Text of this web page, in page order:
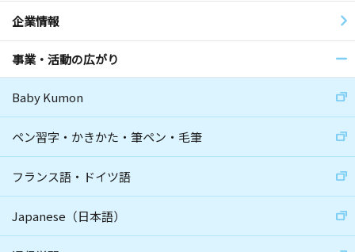
企業情報
事業・活動の広がり
Baby Kumon
ペン習字・かきかた・筆ペン・毛筆
フランス語・ドイツ語
Japanese（日本語）